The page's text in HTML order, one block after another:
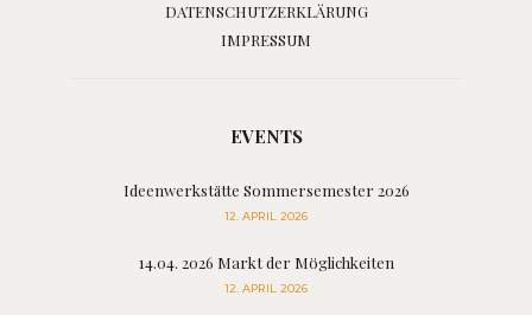
DATENSCHUTZERKLÄRUNG
IMPRESSUM
EVENTS
Ideenwerkstätte Sommersemester 2026
12. APRIL 2026
14.04. 2026 Markt der Möglichkeiten
12. APRIL 2026